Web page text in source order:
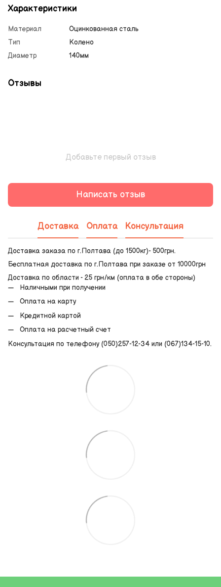
Характеристики
Материал
Оцинкованная сталь
Тип
Колено
Диаметр
140мм
Отзывы
Добавьте первый отзыв
Написать отзыв
Доставка Оплата Консультация
Доставка заказа по г.Полтава (до 1500кг)- 500грн.
Бесплатная доставка по г.Полтава при заказе от 10000грн
Доставка по области - 25 грн/км (оплата в обе стороны)
Наличными при получении
Оплата на карту
Кредитной картой
Оплата на расчетный счет
Консультация по телефону (050)257-12-34 или (067)134-15-10.